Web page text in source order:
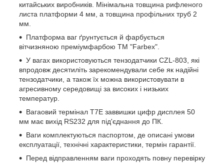
китайських виробників. Мінімальна товщина рифленого
листа платформи 4 мм, а товщина профільних труб 2
мм.
Платформа ваг ґрунтується й фарбується
вітчизняною преміумфарбою ТМ "Farbex".
У вагах використовуються тензодатчики CZL-803, які
впродовж десятиліть зарекомендували себе як надійні
тензодатчики, а також їх можна використовувати в
агресивному середовищі за високих і низьких
температур.
Вагаовий термінал T7E заввишки цифр дисплея 50
мм має вихід RS232 для під'єднання до ПК.
Ваги комплектуються паспортом, де описані умови
експлуатації, технічні характеристики, термін гарантії.
Перед відправленням ваги проходять повну перевірку